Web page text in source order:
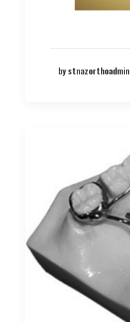
by stnazorthoadmin